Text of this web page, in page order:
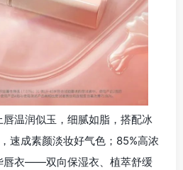
温润似玉，细腻如脂，搭配冰
速成素颜淡妆好气色；85%高浓
唇衣——双向保湿衣、植萃舒缓